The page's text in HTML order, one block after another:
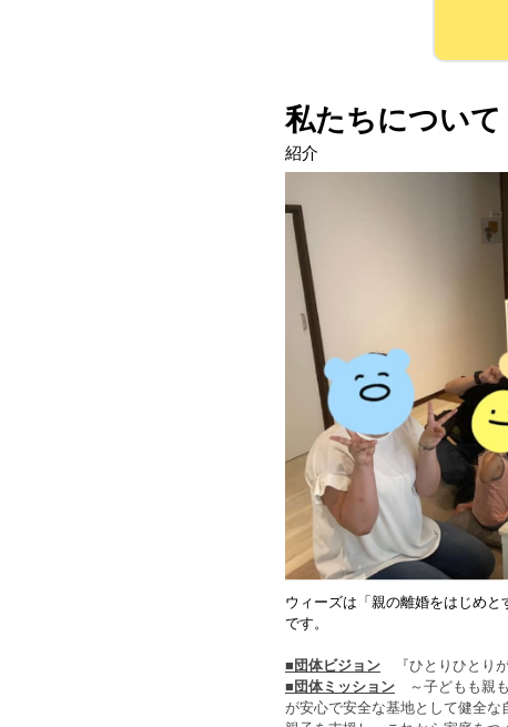
私たちについて
紹介
ウィーズは「親の離婚をはじめ
です。
■団体ビジョン 『ひとりひとり
■団体ミッション ～子どもも親
が安心で安全な基地として健全